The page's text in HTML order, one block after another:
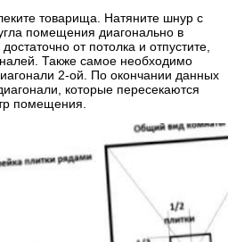
товарища. Натяните шнур с
помещения диагонально в
от потолка и отпустите,
Также самое необходимо
2-ой. По окончании данных
которые пересекаются
помещения.